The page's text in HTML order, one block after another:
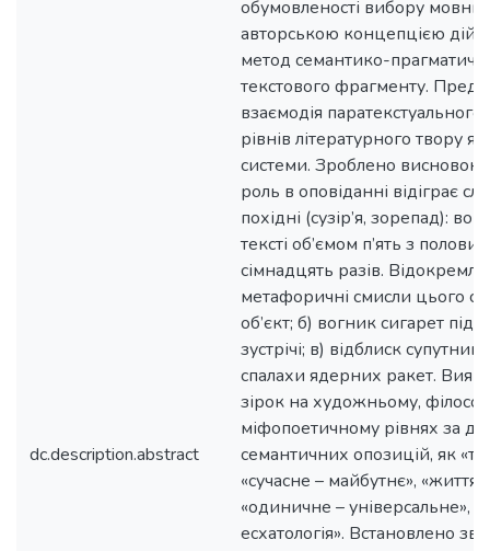
dc.description.abstract
обумовленості вибору
авторською концепцією
метод семантико-
текстового фрагменту.
взаємодія паратекстуального
рівнів літературного твору
системи. Зроблено висновок
роль в оповіданні відіграє
похідні (сузір’я, зорепад):
тексті об’ємом п’ять з
сімнадцять разів.
метафоричні смисли цього
об’єкт; б) вогник сигарет під
зустрічі; в) відблиск
спалахи ядерних ракет.
зірок на художньому,
міфопоетичному рівнях за
семантичних опозицій, як
«сучасне – майбутнє», «життя
«одиничне – універсальне»,
есхатологія». Встановлено